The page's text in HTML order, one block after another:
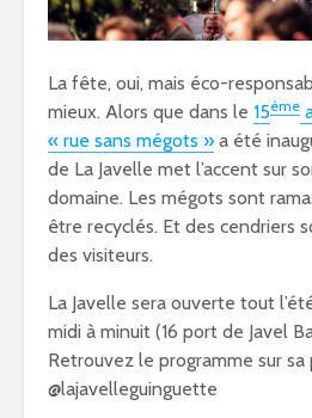
La fête, oui, mais éco-
mieux. Alors que dans le 15ème
« rue sans mégots » a été
de La Javelle met l’accent sur
domaine. Les mégots sont
être recyclés. Et des cendriers
des visiteurs.
La Javelle sera ouverte tout
midi à minuit (16 port de Javel
Retrouvez le programme sur sa
@lajavelleguinguette